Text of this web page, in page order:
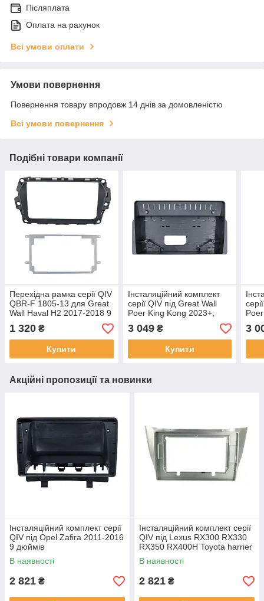
Післяплата
Оплата на рахунок
Всі умови оплати
Умови повернення
Повернення товару впродовж 14 днів за домовленістю
Всі умови повернення
Подібні товари компанії
Перехідна рамка серії QIV
QBR-F 1805-13 для Great
Wall Haval H2 2017-2018 9
дюймів
1 320 ₴
Купити
Інсталяційний комплект
серії QIV під Great Wall
Poer King Kong 2023+;
Jingang Pao 2022+ (W1)
10 дюймів
3 049₴
Купити
10
3
Акційні пропозиції та новинки
Інсталяційний комплект серії
QIV під Opel Zafira 2011-2016
9 дюймів
В наявності
2 821 ₴
Інсталяційний комплект серії
QIV під Lexus RX300 RX330
RX350 RX400H Toyota harrier
2003-2009 (F2) 10 дюймів
В наявності
2 821 ₴